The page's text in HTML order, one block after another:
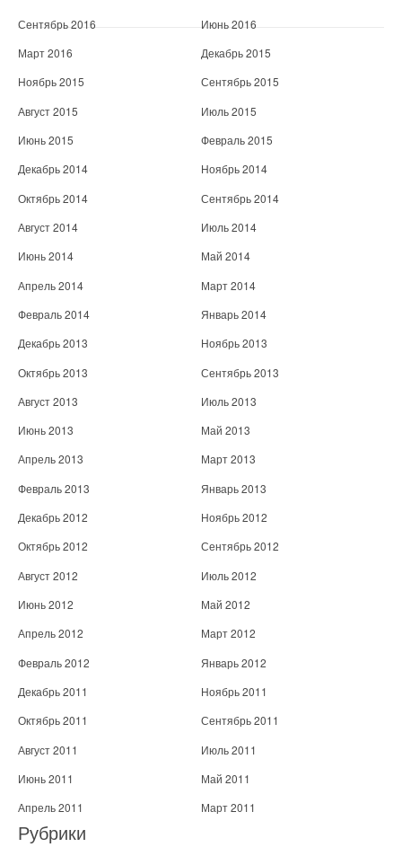
Сентябрь 2016
Июнь 2016
Март 2016
Декабрь 2015
Ноябрь 2015
Сентябрь 2015
Август 2015
Июль 2015
Июнь 2015
Февраль 2015
Декабрь 2014
Ноябрь 2014
Октябрь 2014
Сентябрь 2014
Август 2014
Июль 2014
Июнь 2014
Май 2014
Апрель 2014
Март 2014
Февраль 2014
Январь 2014
Декабрь 2013
Ноябрь 2013
Октябрь 2013
Сентябрь 2013
Август 2013
Июль 2013
Июнь 2013
Май 2013
Апрель 2013
Март 2013
Февраль 2013
Январь 2013
Декабрь 2012
Ноябрь 2012
Октябрь 2012
Сентябрь 2012
Август 2012
Июль 2012
Июнь 2012
Май 2012
Апрель 2012
Март 2012
Февраль 2012
Январь 2012
Декабрь 2011
Ноябрь 2011
Октябрь 2011
Сентябрь 2011
Август 2011
Июль 2011
Июнь 2011
Май 2011
Апрель 2011
Март 2011
Рубрики